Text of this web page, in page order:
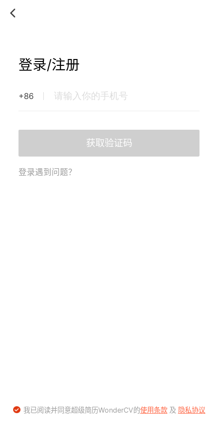
登录/注册
+86
获取验证码
登录遇到问题？
我已阅读并同意超级简历WonderCV的使用条款及 隐私协议